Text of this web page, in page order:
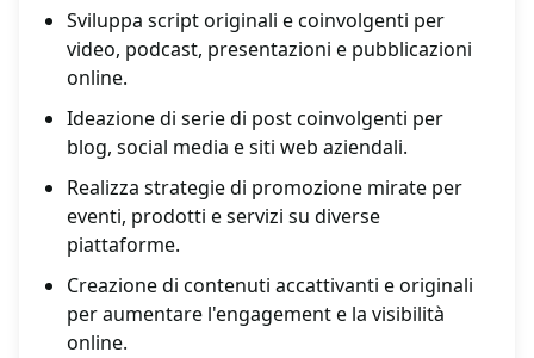
Sviluppa script originali e coinvolgenti per
video, podcast, presentazioni e pubblicazioni
online.
Ideazione di serie di post coinvolgenti per
blog, social media e siti web aziendali.
Realizza strategie di promozione mirate per
eventi, prodotti e servizi su diverse
piattaforme.
Creazione di contenuti accattivanti e originali
per aumentare l'engagement e la visibilità
online.